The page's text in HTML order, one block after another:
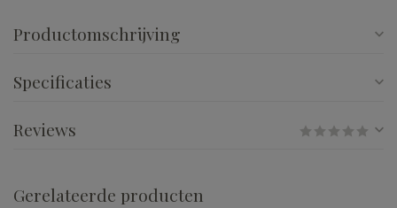
Productomschrijving
Specificaties
Reviews
Gerelateerde producten